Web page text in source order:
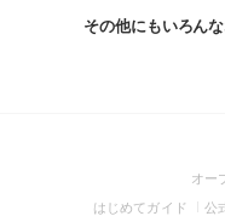
その他にもいろん
オー
はじめてガイド 公